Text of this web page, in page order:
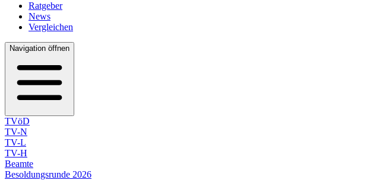
Ratgeber
News
Vergleichen
Navigation öffnen
TVöD
TV-N
TV-L
TV-H
Beamte
Besoldungsrunde 2026